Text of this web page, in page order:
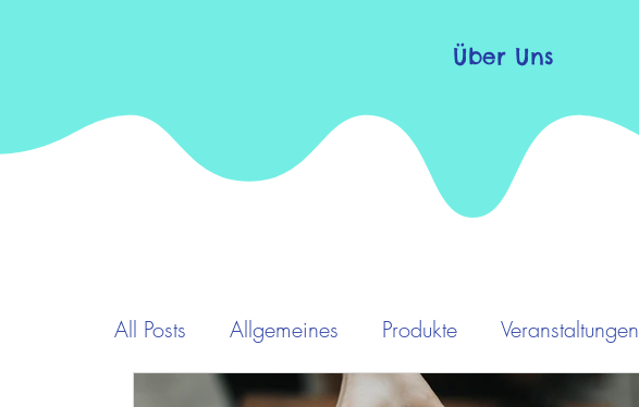
Über Uns
All Posts Allgemeines Produkte Veranstaltungen